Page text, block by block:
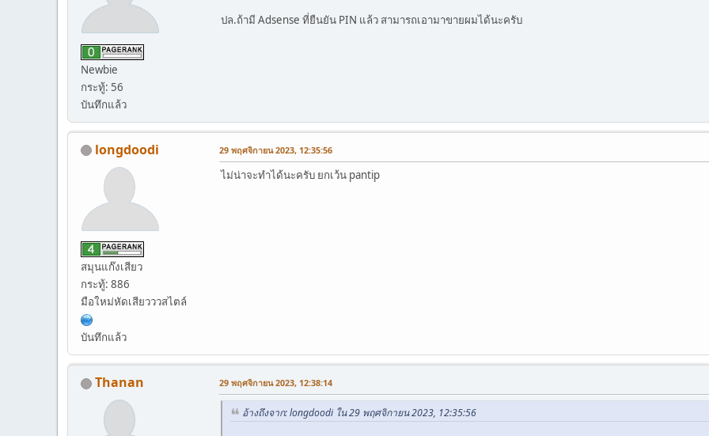
Newbie
กระทู้: 56
บันทึกแล้ว
ปล.ถ้ามี Adsense ที่ยืนยัน PIN แล้ว สามารถเอามาขายผมได้นะครับ
longdoodi
สมุนแก๊งเสียว
กระทู้: 886
มือใหม่หัดเสียวววสไตล์
บันทึกแล้ว
29 พฤศจิกายน 2023, 12:35:56
ไม่น่าจะทำได้นะครับ ยกเว้น pantip
Thanan 29 พฤศจิกายน 2023, 12:38:14
อ้างถึงจาก: longdoodi ใน 29 พฤศจิกายน 2023, 12:35:56